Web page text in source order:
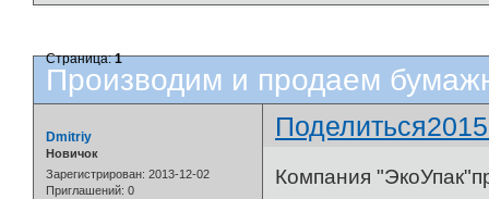
Производим и продаем
Страница:1
Поделиться
Dmitriy
Новичок
Зарегистрирован: 2013-12-02
Приглашений: 0
Компания